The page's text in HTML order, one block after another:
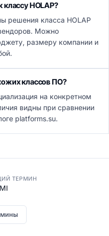
HOLAP?
решения класса HOLAP
Можно
размеру компании и
классов ПО?
на конкретном
видны при сравнении
platforms.su.
ТЕРМИН